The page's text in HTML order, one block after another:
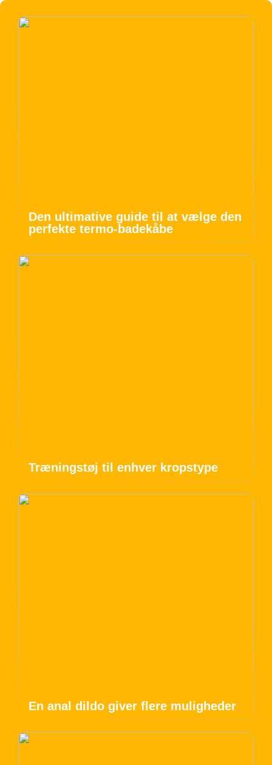
Den ultimative guide til at vælge den
perfekte termo-badekåbe
Træningstøj til enhver kropstype
En anal dildo giver flere muligheder